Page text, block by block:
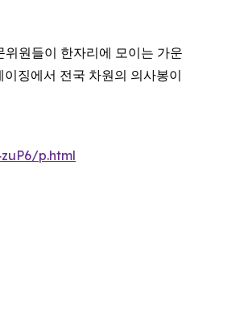
원들이 한자리에 모이는 가운
징에서 전국 차원의 의사봉이
p.html